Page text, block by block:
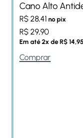
Cano Alto
R$ 28,41 no pix
R$ 29,90
Em até 2x de R$ 14,95
Comprar